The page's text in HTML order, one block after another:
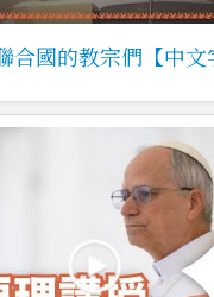
合國的教宗們【中文